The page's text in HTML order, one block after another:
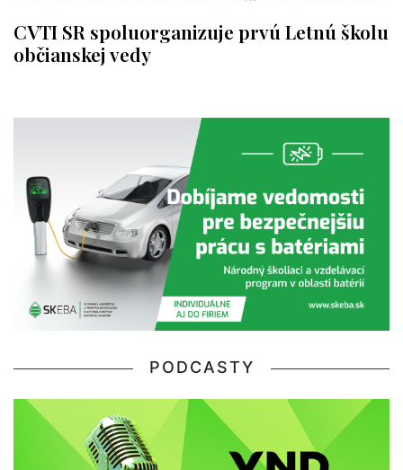
CVTI SR spoluorganizuje prvú Letnú školu
občianskej vedy
PODCASTY